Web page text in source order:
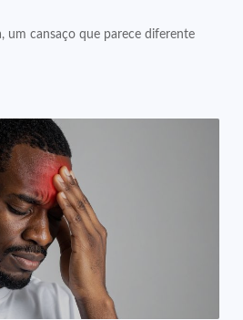
um cansaço que parece diferente